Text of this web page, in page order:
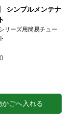
シンプルメンテナ
リーズ用簡易チュー
かごへ入れる